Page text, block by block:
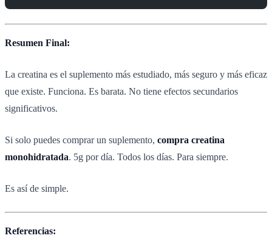
Resumen Final:
La creatina es el suplemento más estudiado, más seguro y más eficaz
que existe. Funciona. Es barata. No tiene efectos secundarios
significativos.
Si solo puedes comprar un suplemento, compra creatina
monohidratada. 5g por día. Todos los días. Para siempre.
Es así de simple.
Referencias: